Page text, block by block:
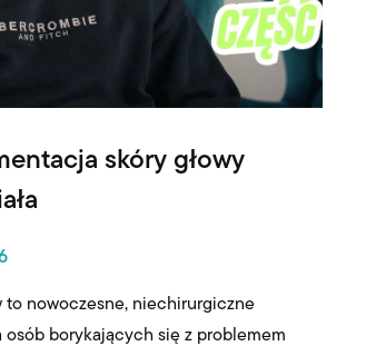
skóry głowy
to nowoczesne, niechirurgiczne
osób borykających się z problemem